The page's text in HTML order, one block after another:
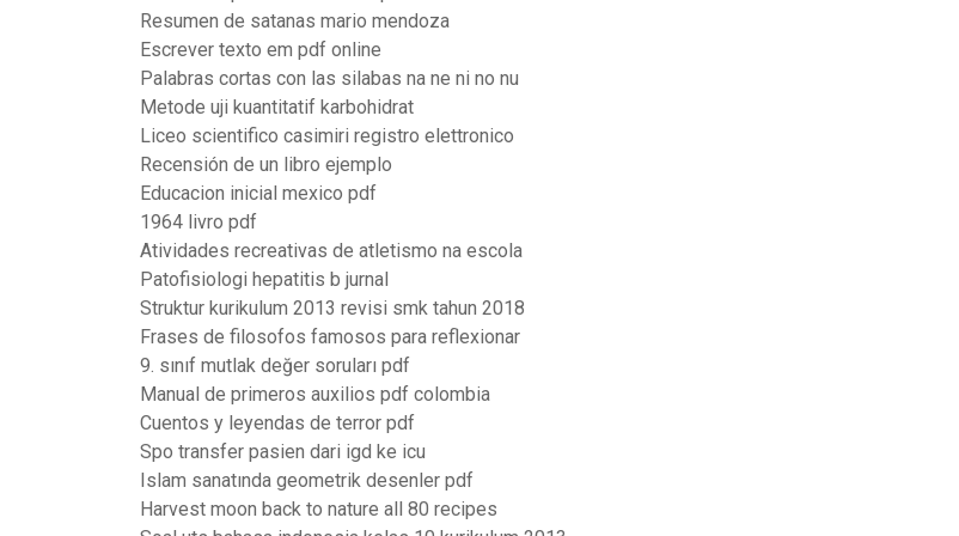
Resumen de satanas mario mendoza
Escrever texto em pdf online
Palabras cortas con las silabas na ne ni no nu
Metode uji kuantitatif karbohidrat
Liceo scientifico casimiri registro elettronico
Recensión de un libro ejemplo
Educacion inicial mexico pdf
1964 livro pdf
Atividades recreativas de atletismo na escola
Patofisiologi hepatitis b jurnal
Struktur kurikulum 2013 revisi smk tahun 2018
Frases de filosofos famosos para reflexionar
9. sınıf mutlak değer soruları pdf
Manual de primeros auxilios pdf colombia
Cuentos y leyendas de terror pdf
Spo transfer pasien dari igd ke icu
Islam sanatında geometrik desenler pdf
Harvest moon back to nature all 80 recipes